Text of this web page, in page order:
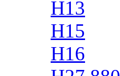
H13
H15
H16